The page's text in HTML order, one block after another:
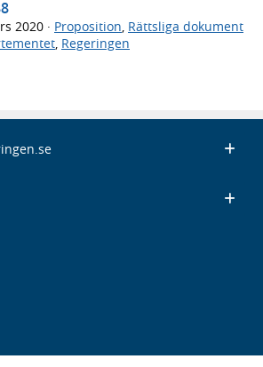
2020 · Proposition, Rättsliga dokument
, Regeringen